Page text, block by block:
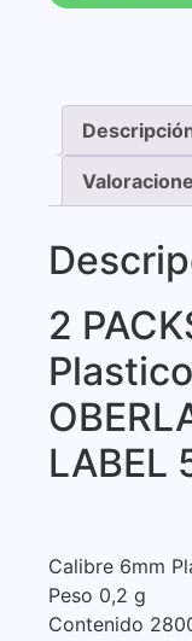
2
LABEL
Calibre 6mm
Peso 0,2 g
Contenido